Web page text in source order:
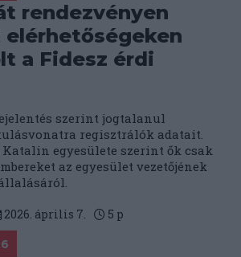
rendezvényen
a Fidesz érdi
szerint jogtalanul
regisztrálók adatait.
egyesülete szerint ők csak
az egyesület vezetőjének
2026. április 7. 5 p